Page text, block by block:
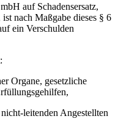
auf Schadensersatz,
nach Maßgabe dieses § 6
ein Verschulden
Organe, gesetzliche
leitenden Angestellten